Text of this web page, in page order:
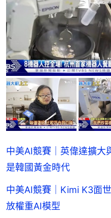
中美AI競賽｜英偉達擴
是韓國黃金時代
中美AI競賽｜Kimi K3面
放權重AI模型